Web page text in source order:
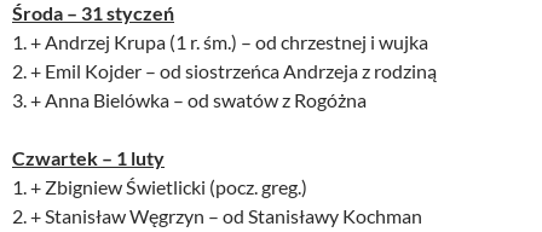
Środa – 31 styczeń
1. + Andrzej Krupa (1 r. śm.) – od chrzestnej i wujka
2. + Emil Kojder – od siostrzeńca Andrzeja z rodziną
3. + Anna Bielówka – od swatów z Rogóżna
Czwartek – 1 luty
1. + Zbigniew Świetlicki (pocz. greg.)
2. + Stanisław Węgrzyn – od Stanisławy Kochman